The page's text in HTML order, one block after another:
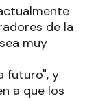
de la
muy
futuro", y
a que los